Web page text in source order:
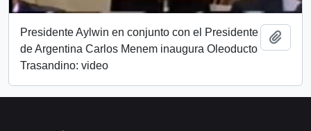
Presidente Aylwin en conjunto con el Presidente
de Argentina Carlos Menem inaugura Oleoducto
Trasandino: video